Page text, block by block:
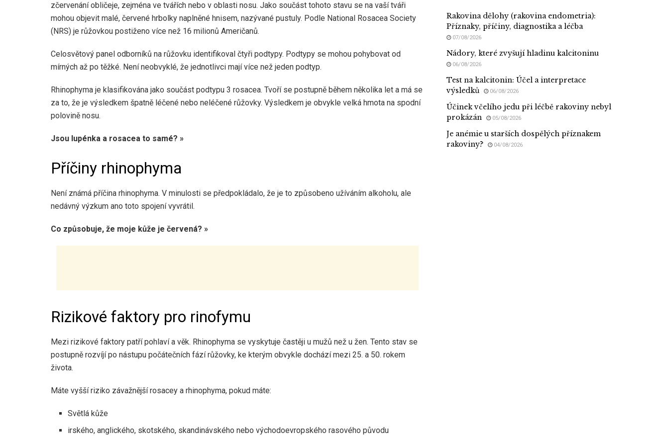
zčervenání obličeje, zejména ve tvářích nebo v oblasti nosu. Jako součást tohoto stavu se na vaší tváři
mohou objevit malé, červené hrbolky naplněné hnisem, nazývané pustuly. Podle National Rosacea Society
(NRS) je růžovkou postiženo více než 16 milionů Američanů.
Celosvětový panel odborníků na růžovku identifikoval čtyři podtypy. Podtypy se mohou pohybovat od
mírných až po těžké. Není neobvyklé, že jednotlivci mají více než jeden podtyp.
Rhinophyma je klasifikována jako součást podtypu 3 rosacea. Tvoří se postupně během několika let a má se
za to, že je výsledkem špatně léčené nebo neléčené růžovky. Výsledkem je obvykle velká hmota na spodní
polovině nosu.
Jsou lupénka a rosacea to samé? »
Příčiny rhinophyma
Není známá příčina rhinophyma. V minulosti se předpokládalo, že je to způsobeno užíváním alkoholu, ale
nedávný výzkum ano toto spojení vyvrátil.
Co způsobuje, že moje kůže je červená? »
Rizikové faktory pro rinofymu
Mezi rizikové faktory patří pohlaví a věk. Rhinophyma se vyskytuje častěji u mužů než u žen. Tento stav se
postupně rozvíjí po nástupu počátečních fází růžovky, ke kterým obvykle dochází mezi 25. a 50. rokem
života.
Máte vyšší riziko závažnější rosacey a rhinophyma, pokud máte:
Světlá kůže
irského, anglického, skotského, skandinávského nebo východoevropského rasového původu
Rakovina dělohy (rakovina endometria):
Příznaky, příčiny, diagnostika a léčba
07/08/2026
Nádory, které zvyšují hladinu kalcitoninu
06/08/2026
Test na kalcitonin: Účel a interpretace
výsledků
06/08/2026
Účinek včelího jedu při léčbě rakoviny nebyl
prokázán
05/08/2026
Je anémie u starších dospělých příznakem
rakoviny?
04/08/2026